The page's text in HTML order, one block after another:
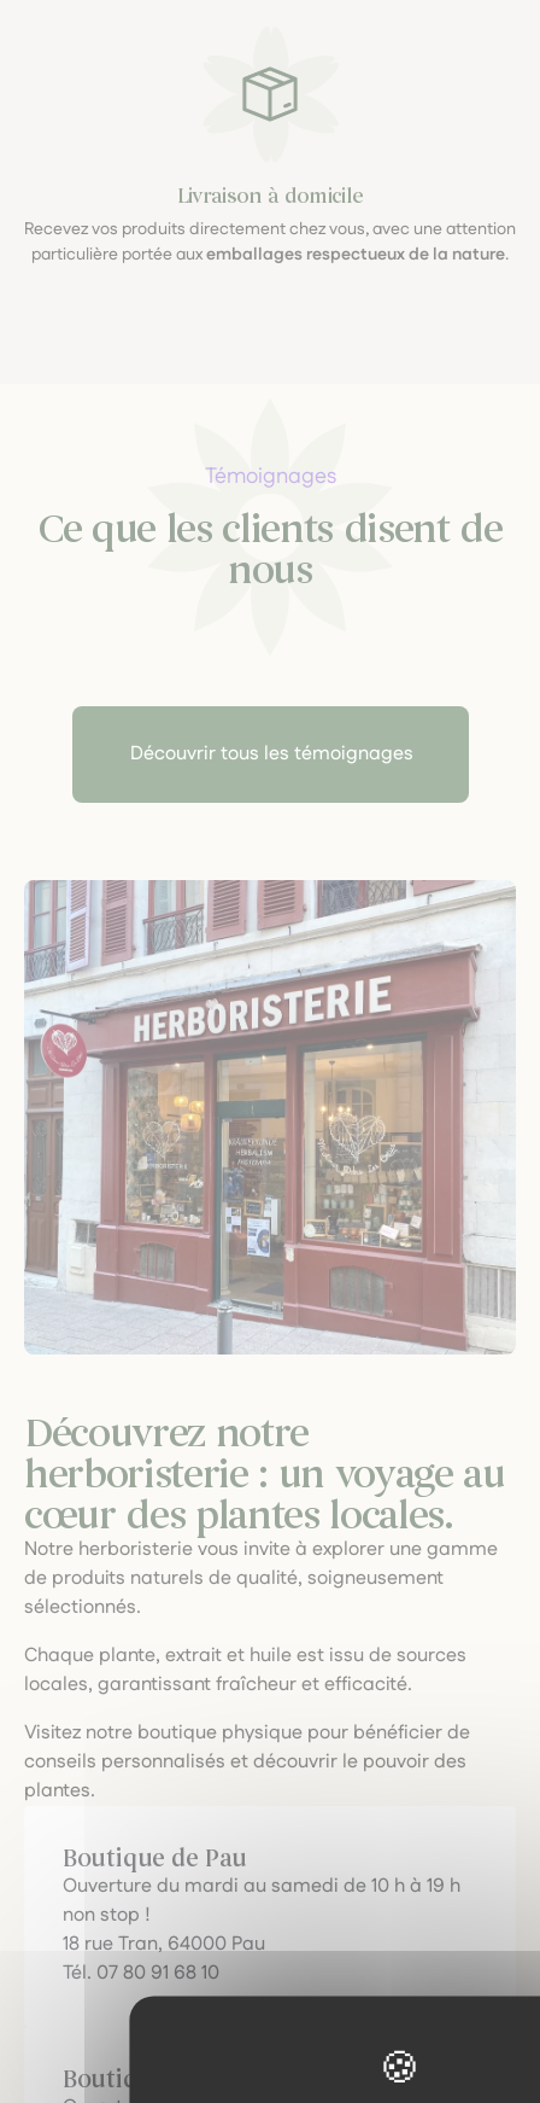
Livraison à domicile
Recevez vos produits directement chez vous, avec une attention
particulière portée auxemballages respectueux de la nature.
Témoignages
Ce que les clients disent de
nous
Découvrir tous les témoignages
Découvrez notre
herboristerie : un voyage au
cœur des plantes locales.
Notre herboristerie vous invite à explorer une gamme
de produits naturels de qualité, soigneusement
sélectionnés.
Chaque plante, extrait et huile est issu de sources
locales, garantissant fraîcheur et efficacité.
Visitez notre boutique physique pour bénéficier de
conseils personnalisés et découvrir le pouvoir des
plantes.
Boutique de Pau
Ouverture du mardi au samedi de 10 h à 19 h
non stop !
18 rue Tran, 64000 Pau
Tél. 07 80 91 68 10
Boutique d'Orthez